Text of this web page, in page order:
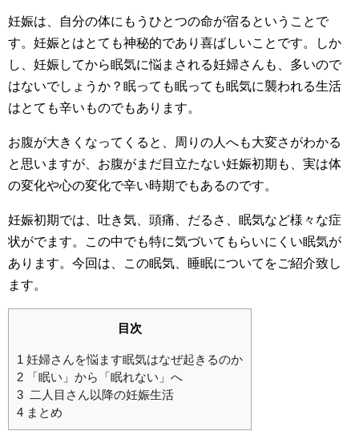
妊娠は、自分の体にもうひとつの命が宿るということで
す。妊娠とはとても神秘的であり喜ばしいことです。しか
し、 妊娠してから眠気に悩まされる妊婦さんも、多いので
はないでしょうか？眠っても眠っても眠気に襲われる生活
はとても辛いものでもあります。
お腹が大きくなってくると、周りの人へも大変さがわかる
と思いますが、お腹がまだ目立たない妊娠初期も、実は体
の変化や心の変化で辛い時期でもあるのです。
妊娠初期では、吐き気、頭痛、だるさ、眠気など様々な症
状がでます。この中でも特に気づいてもらいにくい眠気が
あります。今回は、この眠気、睡眠についてをご紹介致し
ます。
目次
1 妊婦さんを悩ます眠気はなぜ起きるのか
2 「眠い」から「眠れない」へ
3 二人目さん以降の妊娠生活
4 まとめ